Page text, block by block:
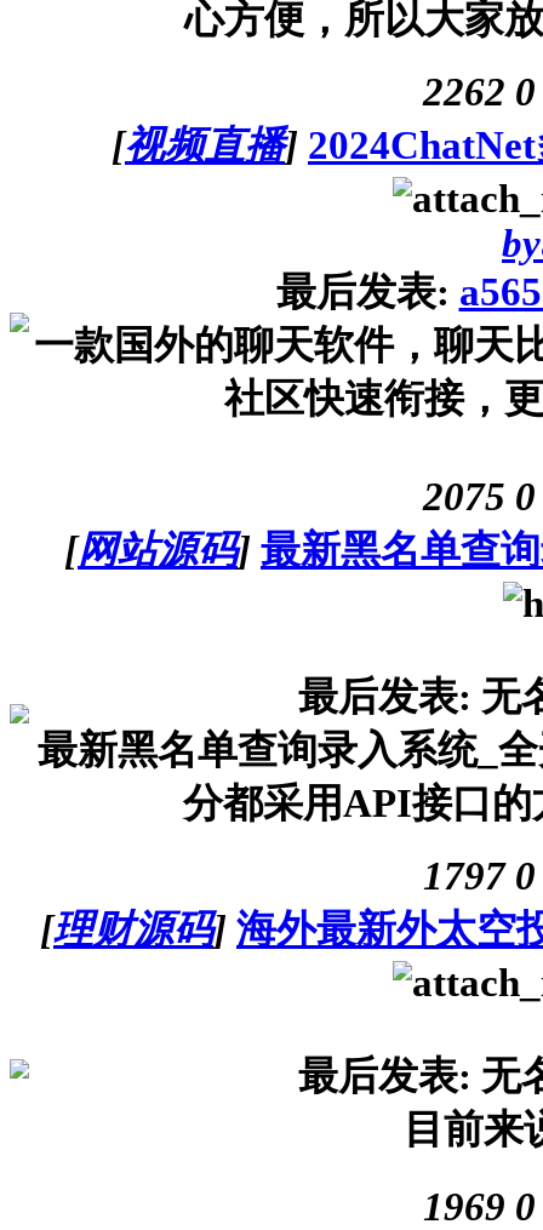
心方便，所以大家
2262 0
[视频直播]
by
最后发表:
一款国外的聊天软件，聊天
社区快速衔接，
2075 0
[网站源码] 最新黑名单查
最后发表: 无
最新黑名单查询录入系统_
分都采用API接口
1797 0
[理财源码] 海外最新外太空
最后发表: 无
目前来
1969 0